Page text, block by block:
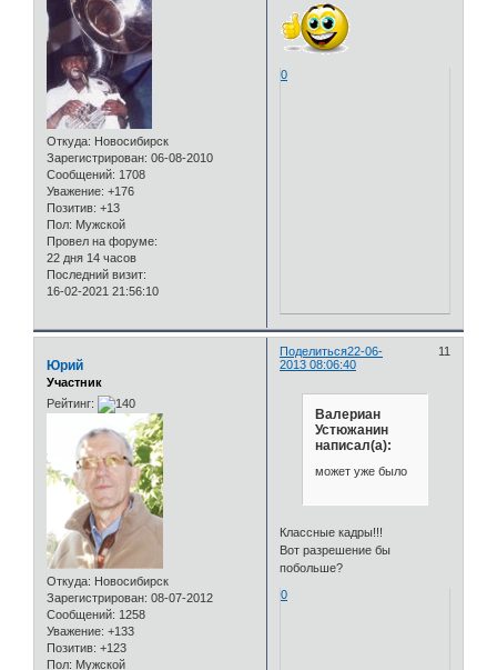
Откуда: Новосибирск
Зарегистрирован: 06-08-2010
Сообщений: 1708
Уважение: +176
Позитив: +13
Пол: Мужской
Провел на форуме:
22 дня 14 часов
Последний визит:
16-02-2021 21:56:10
0
Поделиться 11
22-06-
2013 08:06:40
Юрий
Участник
Рейтинг:
Откуда: Новосибирск
Зарегистрирован: 08-07-2012
Сообщений: 1258
Уважение: +133
Позитив: +123
Пол: Мужской
Валериан
Устюжанин
написал(а):
может уже было
Классные кадры!!!
Вот разрешение бы
побольше?
0